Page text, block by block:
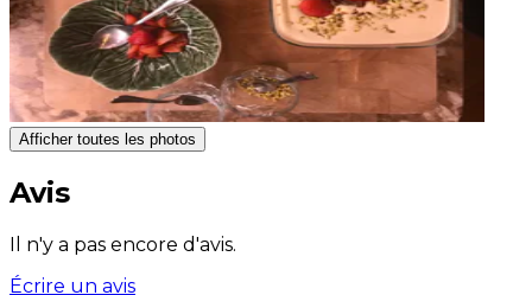
Afficher toutes les photos
Avis
Il n'y a pas encore d'avis.
Écrire un avis